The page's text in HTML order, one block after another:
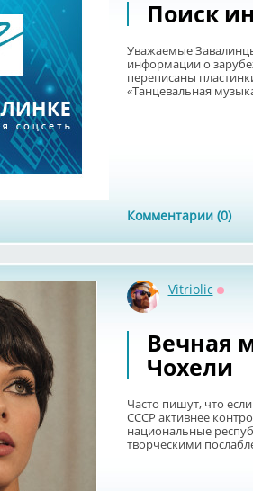
Поиск
Уважаемые
информации о
переписаны
«Танцевальная
Комментарии (0)
Vitriolic
Вечная
Чохели
Часто пишут, что
СССР активнее
национальные
творческими